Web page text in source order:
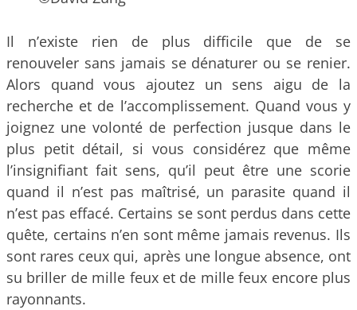
Il n’existe rien de plus difficile que de se
renouveler sans jamais se dénaturer ou se renier.
Alors quand vous ajoutez un sens aigu de la
recherche et de l’accomplissement. Quand vous y
joignez une volonté de perfection jusque dans le
plus petit détail, si vous considérez que même
l’insignifiant fait sens, qu’il peut être une scorie
quand il n’est pas maîtrisé, un parasite quand il
n’est pas effacé. Certains se sont perdus dans cette
quête, certains n’en sont même jamais revenus. Ils
sont rares ceux qui, après une longue absence, ont
su briller de mille feux et de mille feux encore plus
rayonnants.